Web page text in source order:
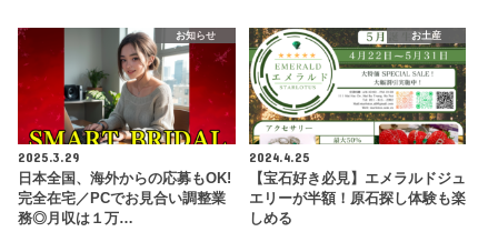
お知らせ
2025.3.29
日本全国、海外からの応募もOK!
完全在宅／PCでお見合い調整業
務◎月収は１万…
お土産
2024.4.25
【宝石好き必見】エメラルドジュ
エリーが半額！原石探し体験も楽
しめる